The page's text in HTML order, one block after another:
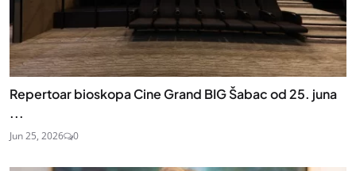
Repertoar bioskopa Cine Grand BIG Šabac od 25. juna
...
Jun 25, 2026 0